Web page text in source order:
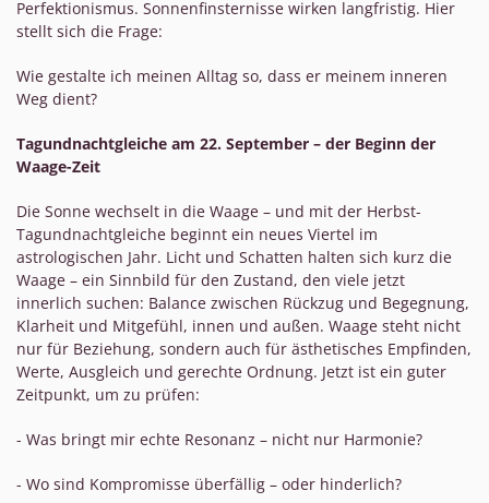
Perfektionismus. Sonnenfinsternisse wirken langfristig. Hier
stellt sich die Frage:
Wie gestalte ich meinen Alltag so, dass er meinem inneren
Weg dient?
Tagundnachtgleiche am 22. September – der Beginn der
Waage-Zeit
Die Sonne wechselt in die Waage – und mit der Herbst-
Tagundnachtgleiche beginnt ein neues Viertel im
astrologischen Jahr. Licht und Schatten halten sich kurz die
Waage – ein Sinnbild für den Zustand, den viele jetzt
innerlich suchen: Balance zwischen Rückzug und Begegnung,
Klarheit und Mitgefühl, innen und außen. Waage steht nicht
nur für Beziehung, sondern auch für ästhetisches Empfinden,
Werte, Ausgleich und gerechte Ordnung. Jetzt ist ein guter
Zeitpunkt, um zu prüfen:
- Was bringt mir echte Resonanz – nicht nur Harmonie?
- Wo sind Kompromisse überfällig – oder hinderlich?